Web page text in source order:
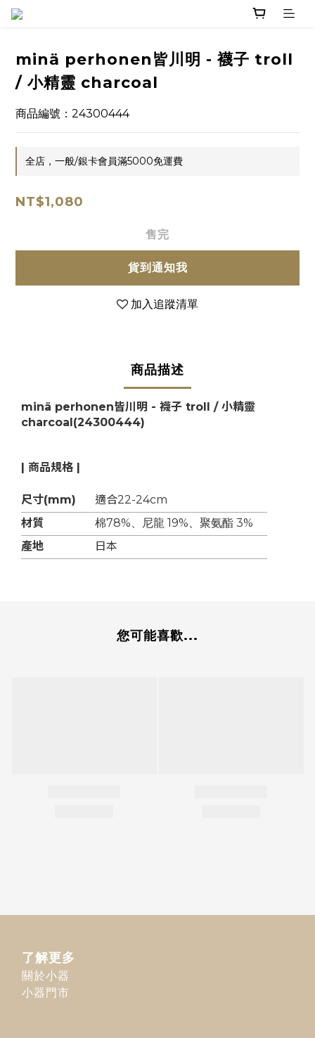
minä perhonen皆川明 - 襪子 troll
/ 小精靈 charcoal
商品編號：24300444
全店，一般/銀卡會員滿5000免運費
NT$1,080
售完
貨到通知我
加入追蹤清單
商品描述
minä perhonen皆川明 - 襪子 troll / 小精靈
charcoal (24300444)
| 商品規格 |
尺寸(mm)
適合22-24cm
材質
棉78%、尼龍 19%、聚氨酯 3%
產地
日本
您可能喜歡...
了解更多
關於小器
小器門市